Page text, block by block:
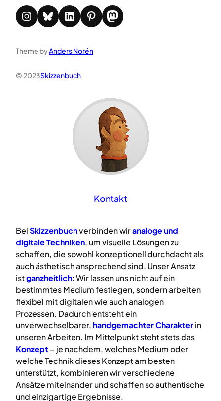
Instagram Bluesky LinkedIn Pinterest Mastodon
Theme byAnders Norén
© 2023Skizzenbuch
Kontakt
BeiSkizzenbuchverbinden wiranalogeund
digitaleTechniken, um visuelle Lösungen zu
schaffen, die sowohl konzeptionell durchdacht als
auch ästhetisch ansprechend sind. Unser Ansatz
istganzheitlich: Wir lassen uns nicht auf ein
bestimmtes Medium festlegen, sondern arbeiten
flexibel mit digitalen wie auch analogen
Prozessen. Dadurch entsteht ein
unverwechselbarer, handgemachter Charakterin
unseren Arbeiten. Im Mittelpunkt steht stets das
Konzept – je nachdem, welches Medium oder
welche Technik dieses Konzept am besten
unterstützt, kombinieren wir verschiedene
Ansätze miteinander und schaffen so authentische
und einzigartige Ergebnisse.